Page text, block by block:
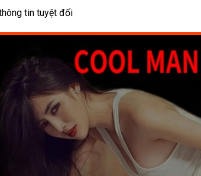
tin tuyệt đối